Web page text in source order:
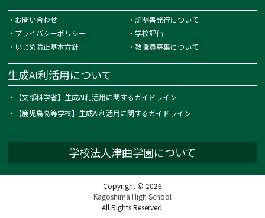
・ お問い合わせ ・ 証明書発行について
・ プライバシーポリシー ・ 学校評価
・ いじめ防止基本方針 ・ 教職員募集について
生成AI利活用について
・
【文部科学省】生成AI利活用に関するガイドライン
・
【鹿児島高等学校】生成AI利活用に関するガイドライン
学校法人津曲学園について
Copyright © 2026
Kagoshima High School
All Rights Reserved.